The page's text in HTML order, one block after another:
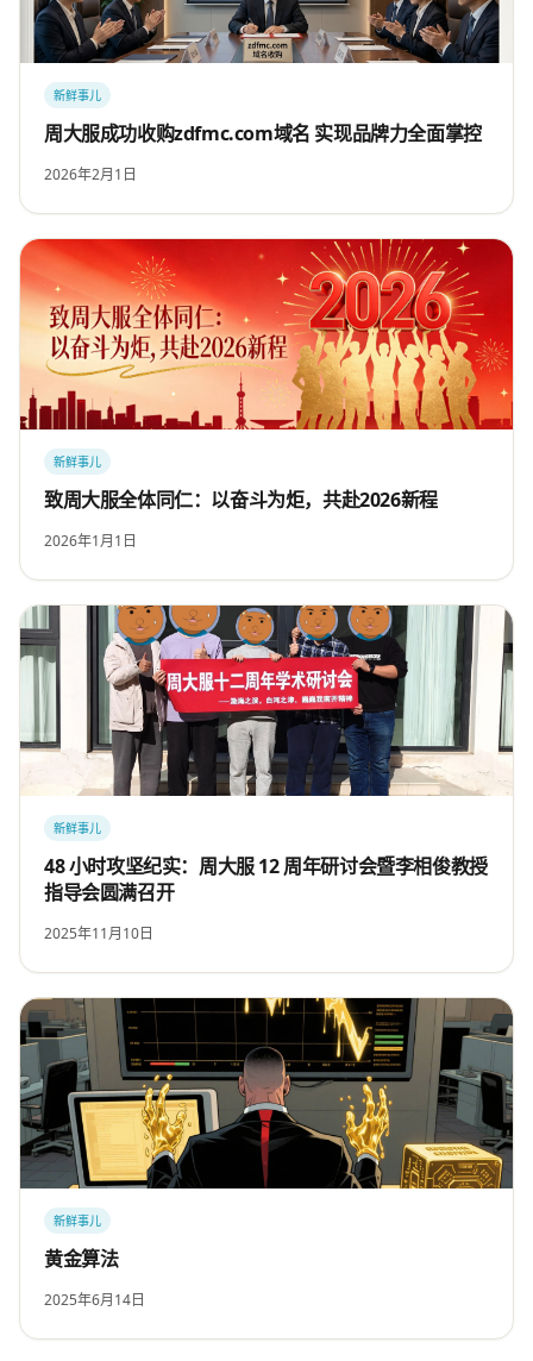
新鲜事儿
周大服成功收购zdfmc.com域名 实现品牌力全面掌控
2026年2月1日
新鲜事儿
致周大服全体同仁：以奋斗为炬，共赴2026新程
2026年1月1日
新鲜事儿
48 小时攻坚纪实：周大服 12 周年研讨会暨李相俊教授
指导会圆满召开
2025年11月10日
新鲜事儿
黄金算法
2025年6月14日